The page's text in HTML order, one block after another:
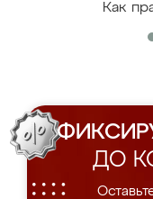
Как
ДО